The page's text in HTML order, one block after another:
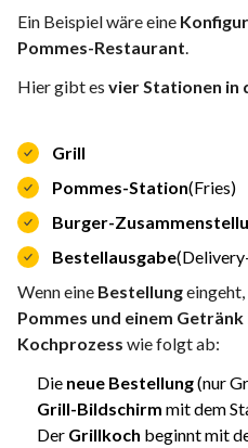
Ein Beispiel wäre eine
Pommes-Restaurant
Hier gibt es vier Stationen in
Grill
Pommes-Station(Fries)
Burger-
Bestellausgabe
Wenn eine Bestellungeingeht,
Pommes und einem Getränk
Kochprozess wie folgt ab:
Die neue Bestellung(nur
Grill-Bildschirm mit dem
Der Grillkoch beginnt mit